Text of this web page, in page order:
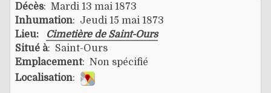
Décès: Mardi 13 mai 1873
Inhumation: Jeudi 15 mai 1873
Lieu:
Cimetière de Saint-Ours
Situé à: Saint-Ours
Emplacement: Non spécifié
Localisation: